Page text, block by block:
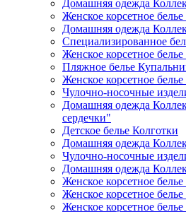
Домашняя одежда
Женское корсетное
Домашняя одежда
Специализированное
Женское корсетное
Пляжное белье
Женское корсетное
Чулочно-носочные
Домашняя одежда
сердечки"
Детское белье Колготки
Домашняя одежда
Чулочно-носочные
Домашняя одежда
Женское корсетное
Женское корсетное
Женское корсетное